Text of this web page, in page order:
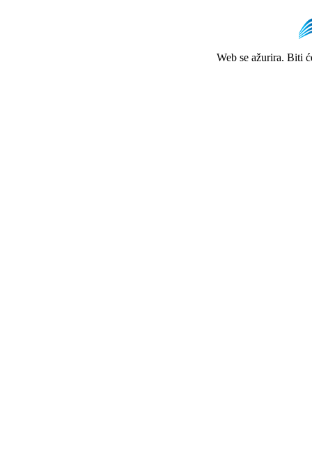
Web se ažurira. Biti